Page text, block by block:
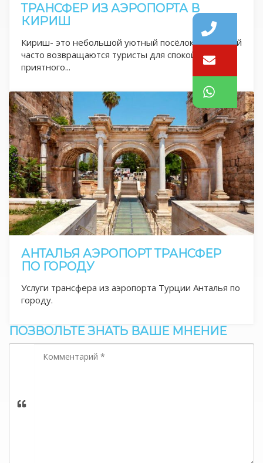
ТРАНСФЕР ИЗ АЭРОПОРТА В
КИРИШ
Кириш- это небольшой уютный посёлок, в который
часто возвращаются туристы для спокойного и
приятного...
АНТАЛЬЯ АЭРОПОРТ ТРАНСФЕР
ПО ГОРОДУ
Услуги трансфера из аэропорта Турции Анталья по
городу.
ПОЗВОЛЬТЕ ЗНАТЬ ВАШЕ МНЕНИЕ